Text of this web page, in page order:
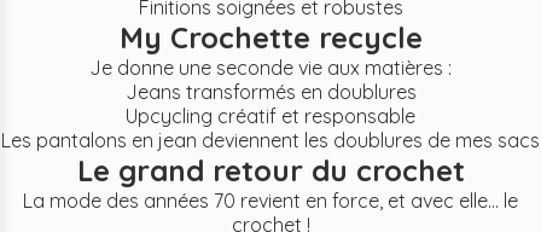
Finitions soignées et robustes
My Crochette recycle
Je donne une seconde vie aux matières :
Jeans transformés en doublures
Upcycling créatif et responsable
Les pantalons en jean deviennent les doublures de mes sacs
Le grand retour du crochet
La mode des années 70 revient en force, et avec elle… le
crochet !